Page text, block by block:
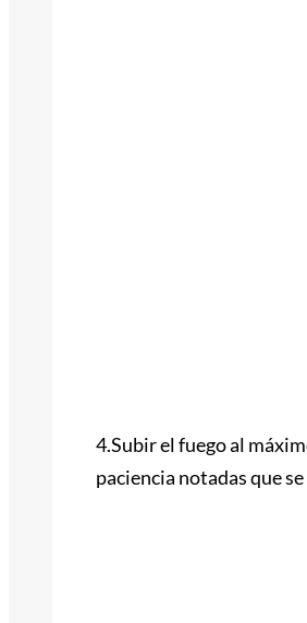
4.Subir el fuego al
paciencia notadas que